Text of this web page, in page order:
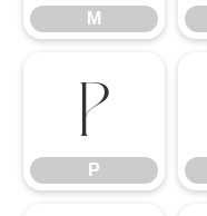
M
P
P